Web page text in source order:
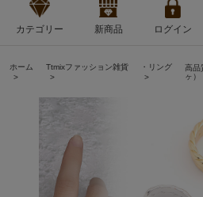
カテゴリー 新商品 ログイン
ホーム Ttmixファッション雑貨 ・リング
高品
ヶ）